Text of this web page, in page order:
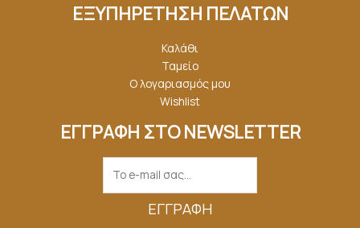
ΕΞΥΠΗΡΕΤΗΣΗ ΠΕΛΑΤΩΝ
Καλάθι
Ταμείο
Ο λογαριασμός μου
Wishlist
ΕΓΓΡΑΦΗ ΣΤΟ NEWSLETTER
ΕΓΓΡΑΦΉ